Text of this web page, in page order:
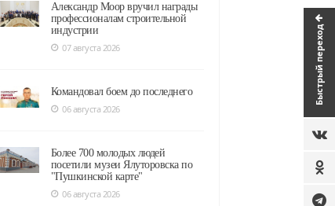
Быстрый переход
Александр Моор вручил награды
профессионалам строительной
индустрии
07 августа 2026
Командовал боем до последнего
06 августа 2026
Более 700 молодых людей
посетили музеи Ялуторовска по
"Пушкинской карте"
06 августа 2026